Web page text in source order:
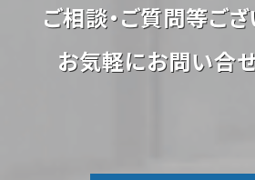
ご相談・ご質問等ござ
お気軽にお問い合せ